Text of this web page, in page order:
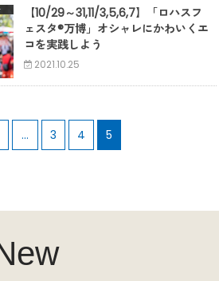
【10/29～31,11/3,5,6,7】「ロハスフ
ェスタ®万博」オシャレにかわいくエ
コを実践しよう
2021.10.25
… 3 4 5